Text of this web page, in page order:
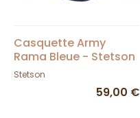
Casquette Army
Rama Bleue - Stetson
Stetson
59,00 €